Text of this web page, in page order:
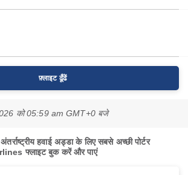
फ़्लाइट ढूँढें
को 05:59 am GMT+0 बजे
हवाई अड्डा के लिए सबसे अच्छी पोर्टर
फ्लाइट बुक करें और पाएं